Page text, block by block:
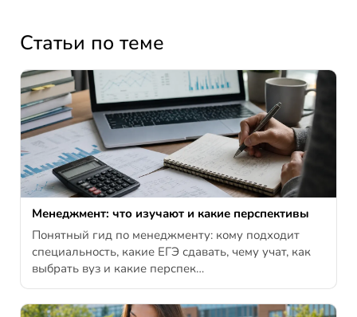
Статьи по теме
Менеджмент: что изучают и какие перспективы
Понятный гид по менеджменту: кому подходит
специальность, какие ЕГЭ сдавать, чему учат, как
выбрать вуз и какие перспек…